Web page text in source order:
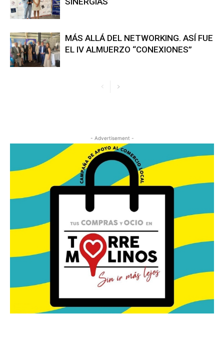
MÁS ALLÁ DEL NETWORKING. ASÍ FUE
EL IV ALMUERZO “CONEXIONES”
- Advertisement -